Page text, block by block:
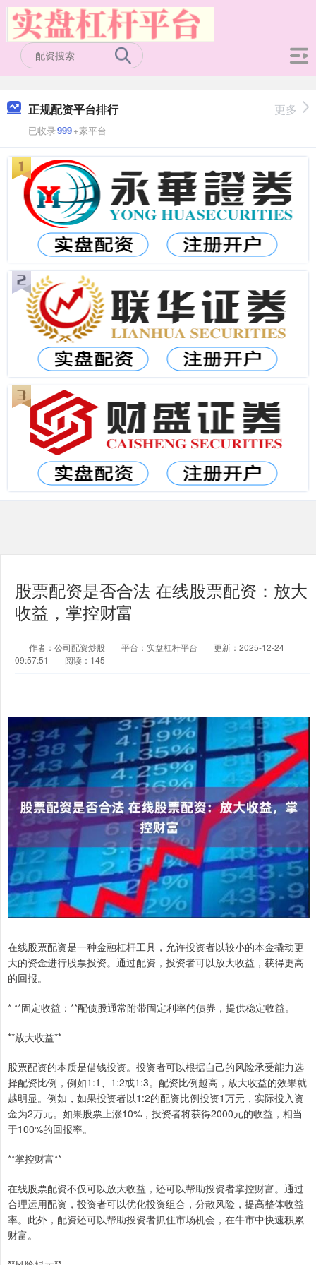
正规配资平台排行
已收录999+家平台
更多
股票配资是否合法 在线股票配资：放大
收益，掌控财富
作者：公司配资炒股 平台：实盘杠杆平台
更新：2025-12-24
09:57:51
阅读：145
在线股票配资是一种金融杠杆工具，允许投资者以较小的本金撬动更
大的资金进行股票投资。通过配资，投资者可以放大收益，获得更高
的回报。
* **固定收益：**配债股通常附带固定利率的债券，提供稳定收益。
**放大收益**
股票配资的本质是借钱投资。投资者可以根据自己的风险承受能力选
择配资比例，例如1:1、1:2或1:3。配资比例越高，放大收益的效果就
越明显。例如，如果投资者以1:2的配资比例投资1万元，实际投入资
金为2万元。如果股票上涨10%，投资者将获得2000元的收益，相当
于100%的回报率。
**掌控财富**
在线股票配资不仅可以放大收益，还可以帮助投资者掌控财富。通过
合理运用配资，投资者可以优化投资组合，分散风险，提高整体收益
率。此外，配资还可以帮助投资者抓住市场机会，在牛市中快速积累
财富。